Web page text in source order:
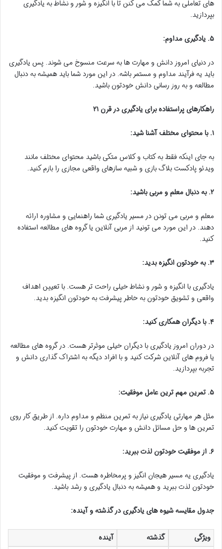
های تعاملی به شما کمک می کنن تا با انگیزه و شور و نشاط به یادگیری
بپردازید.
۵. یادگیری مداوم:
در دنیای امروز دانش و مهارت ها به سرعت منسوخ می شوند. پس یادگیری
باید یه فرآیند مداوم و مستمر باشه. در این مورد شما باید همیشه به دنبال
مطالعه و به روز رسانی دانش خودتون باشید.
راهکارهای پراستفاده برای یادگیری در قرن ۲۱
۱. با محتوای مختلف آشنا شید:
به جای اینکه فقط به کتاب و کلاس متکی باشید محتوای مختلف مانند
ویدئو پادکست بلاگ بازی و شبیه سازهای واقعی مجازی را بازم کنید.
۲. به دنبال معلم و مربی باشید:
معلم و مربی می تونن در مسیر یادگیری شما راهنمایی و مشاوره ارائه
دهند. در این مورد می تونید از مربی آنلاین یا گروه های مطالعه استفاده
کنید.
۳. به خودتون انگیزه بدید:
یادگیری با انگیزه و شور و نشاط خیلی راحت تر هست. با تعیین اهداف
واقعی و تشویق خودتون به خاطر پیشرفت به خودتون انگیزه بدید.
۴. با دیگران همکاری کنید:
در دوران امروز یادگیری با دیگران خیلی موثرتر هست. در گروه های مطالعه
یا فروم های آنلاین شرکت کنید و با افراد دیگه به اشتراک گذاری دانش و
تجربه بپردازید.
۵. تمرین مهم ترین عامل موفقیت:
مثل هر مهارتی یادگیری نیاز به تمرین منظم و مداوم داره. از طریق کار روی
تمرین ها و حل مسائل دانش و مهارت خودتون را تقویت کنید.
۶. از موفقیت خودتون لذت ببرید:
یادگیری یه مسیر هیجان انگیز و پرمخاطره هست. از پیشرفت و موفقیت
خودتون لذت ببرید و همیشه به دنبال یادگیری و رشد باشید.
جدول مقایسه شیوه های یادگیری در گذشته و آینده:
ویژگی گذشته
آینده